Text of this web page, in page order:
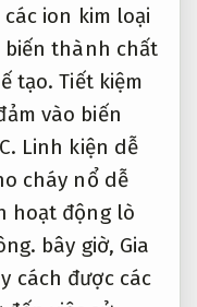
các ion kim loại
biến thành chất
tạo. Tiết kiệm
vào biến
Linh kiện dễ
cháy nổ dễ
hoạt động lò
bây giờ, Gia
cách được các